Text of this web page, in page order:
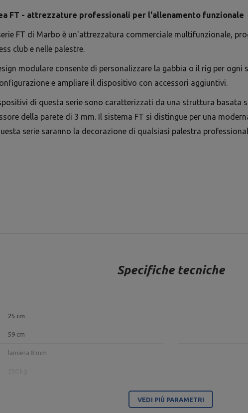
FT - attrezzature professionali per l'allenamento funzionale
FT di Marbo è un'attrezzatura commerciale multifunzionale,
club e nelle palestre.
modulare consente di personalizzare la gabbia o il rig per
e ampliare il dispositivo con accessori aggiuntivi.
di questa serie sono caratterizzati da una struttura basata
della parete di 3 mm. Il sistema FT si distingue per una
serie saranno la decorazione di qualsiasi palestra
Specifiche tecniche
25 cm
59 cm
lamiera 8 mm
Ente responsabile di questo prodotto nell'UE
VEDI PIÙ PARAMETRI